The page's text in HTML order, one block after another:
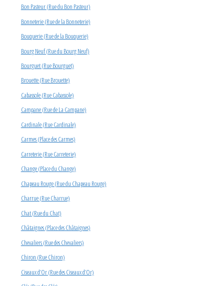
Bon Pasteur (Rue du Bon Pasteur)
Bonneterie (Rue de la Bonneterie)
Bouquerie (Rue de la Bouquerie)
Bourg Neuf (Rue du Bourg Neuf)
Bourguet (Rue Bourguet)
Brouette (Rue Brouette)
Cabassole (Rue Cabassole)
Campane (Rue de La Campane)
Cardinale (Rue Cardinale)
Carmes (Place des Carmes)
Carreterie (Rue Carreterie)
Change (Place du Change)
Chapeau Rouge (Rue du Chapeau Rouge)
Charrue (Rue Charrue)
Chat (Rue du Chat)
Châtaignes (Place des Châtaignes)
Chevaliers (Rue des Chevaliers)
Chiron (Rue Chiron)
Ciseaux d’Or (Rue des Ciseaux d’Or)